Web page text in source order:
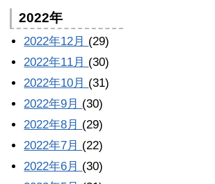
2022年
2022年12月 (29)
2022年11月 (30)
2022年10月 (31)
2022年9月 (30)
2022年8月 (29)
2022年7月 (22)
2022年6月 (30)